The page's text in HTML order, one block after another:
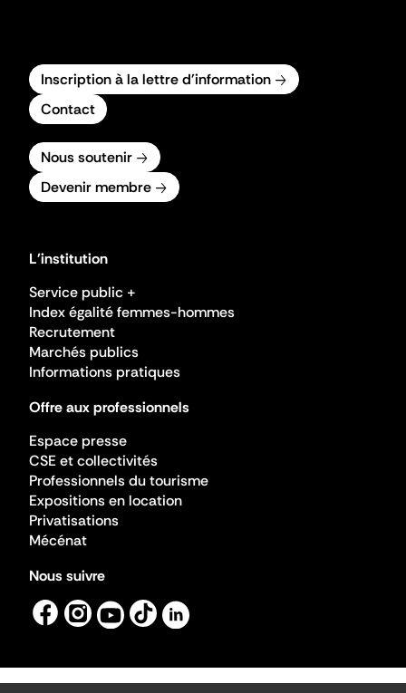
Inscription à la lettre d'information
Contact
Nous soutenir
Devenir membre
L'institution
Service public +
Index égalité femmes-hommes
Recrutement
Marchés publics
Informations pratiques
Offre aux professionnels
Espace presse
CSE et collectivités
Professionnels du tourisme
Expositions en location
Privatisations
Mécénat
Nous suivre